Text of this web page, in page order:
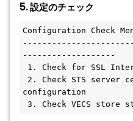
5. 設定のチェック
Configuration Check
-------------------
1. Check for SSL
2. Check STS server
configuration
3. Check VECS store